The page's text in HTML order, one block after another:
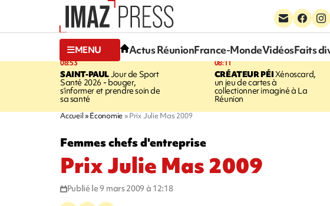
MENU Actus RéunionFrance-MondeVidéosFaits
08:53
SAINT-PAULJour de Sport
Santé 2026 - bouger,
s’informer et prendre soin de
sa santé
08:11
CRÉATEUR PÉIXénoscard,
un jeu de cartes à
collectionner imaginé à La
Réunion
Accueil Économie Prix Julie Mas 2009
Femmes chefs d'entreprise
Prix Julie Mas 2009
Publié le 9 mars 2009 à 12:18